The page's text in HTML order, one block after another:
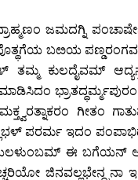
ಜಮದಗ್ನಿ
ಬೞಯ
ತಮ್ಮ ಕುಲದೈವಮ್
ಭ್ರಾತದ್ಧರ್ಮ್ಮಪುರಂ
ಗೀತಂ
ಪರರ್ಮ ಇದಂ
ಈ ಬಗೆಯನ್
ಇದು